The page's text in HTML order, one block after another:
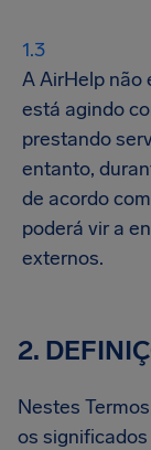
A AirHelp não
está agindo
prestando
entanto,
de acordo
poderá vir a
externos.
2.
Nestes
os